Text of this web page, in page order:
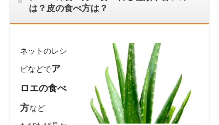
は？皮の食べ方は？
ネットのレシ
ピなどでア
ロエの食べ
方など